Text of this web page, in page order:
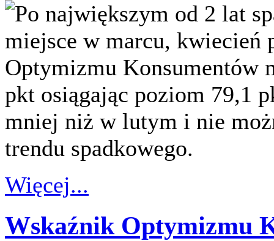
Po największym od 2 lat
miejsce w marcu, kwiecień
Optymizmu Konsumentów
pkt osiągając poziom 79,1
mniej niż w lutym i nie
trendu spadkowego.
Więcej...
Wskaźnik Optymizmu